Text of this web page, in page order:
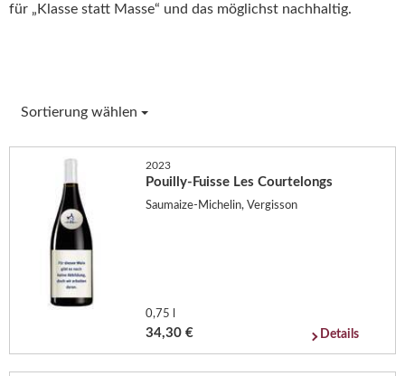
für „Klasse statt Masse“ und das möglichst nachhaltig.
Sortierung wählen
2023
Pouilly-Fuisse Les Courtelongs
Saumaize-Michelin, Vergisson
0,75 l
34,30 € Details